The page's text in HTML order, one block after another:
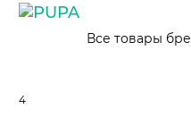
Все товары
4